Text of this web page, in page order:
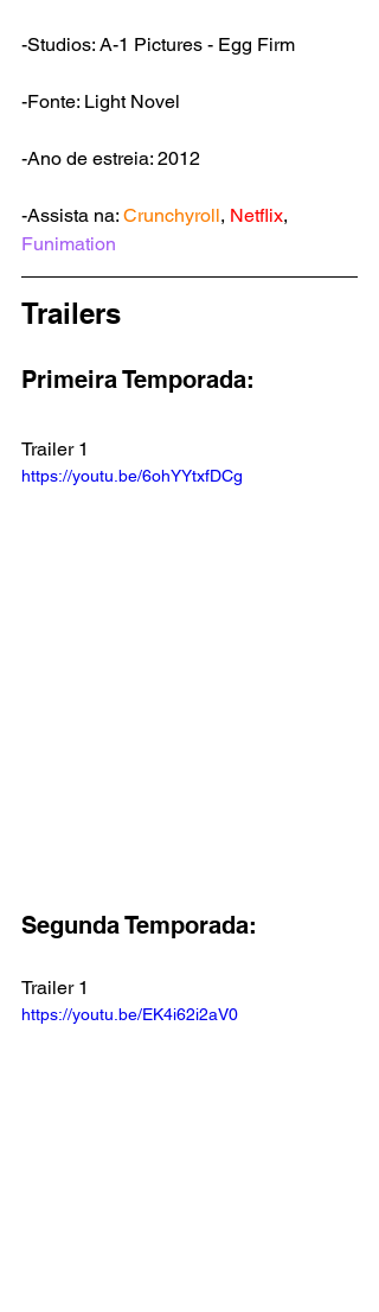
-Studios: A-1 Pictures - Egg Firm
-Fonte: Light Novel
-Ano de estreia: 2012
-Assista na: Crunchyroll, Netflix,
Funimation
Trailers
Primeira Temporada:
Trailer 1
https://youtu.be/6ohYYtxfDCg
Segunda Temporada:
Trailer 1
https://youtu.be/EK4i62i2aV0